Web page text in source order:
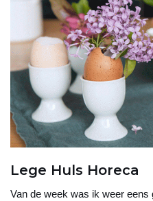
Lege Huls Horeca
Van de week was ik weer eens